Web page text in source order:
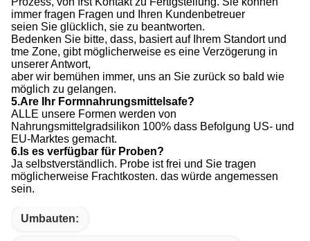
immer fragen Fragen und Ihren Kundenbetreuer
seien Sie glücklich, sie zu beantworten.
Bedenken Sie bitte, dass, basiert auf Ihrem Standort und
tme Zone, gibt möglicherweise es eine Verzögerung in
unserer Antwort,
aber wir bemühen immer, uns an Sie zurück so bald wie
möglich zu gelangen.
5.Are Ihr Formnahrungsmittelsafe?
ALLE unsere Formen werden von
Nahrungsmittelgradsilikon 100% dass Befolgung US- und
EU-Marktes gemacht.
6.Is es verfügbar für Proben?
Ja selbstverständlich. Probe ist frei und Sie tragen
möglicherweise Frachtkosten. das würde angemessen
sein.
Umbauten: